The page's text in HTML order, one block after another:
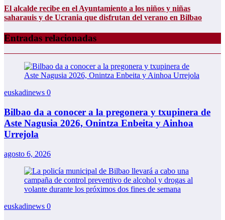
El alcalde recibe en el Ayuntamiento a los niños y niñas
saharauis y de Ucrania que disfrutan del verano en Bilbao
Entradas relacionadas
euskadinews 0
Bilbao da a conocer a la pregonera y txupinera de
Aste Nagusia 2026, Onintza Enbeita y Ainhoa
Urrejola
agosto 6, 2026
euskadinews 0